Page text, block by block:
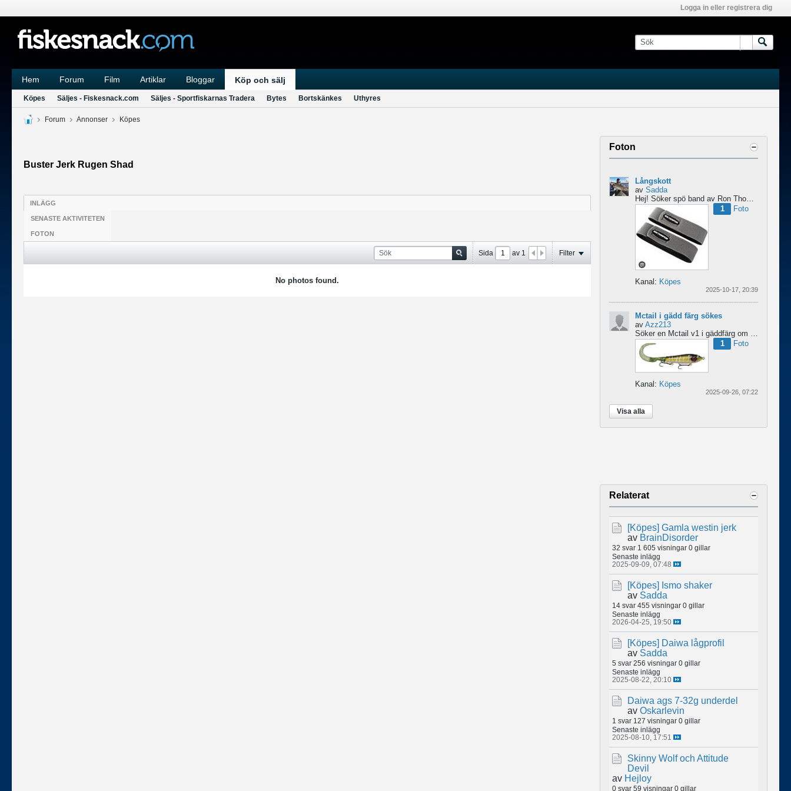
Logga in eller registrera dig
Hem Forum Film Artiklar Bloggar Köp och sälj
Köpes Säljes - Fiskesnack.com Säljes - Sportfiskarnas Tradera Bytes Bortskänkes Uthyres
Forum Annonser Köpes
Buster Jerk Rugen Shad
INLÄGG
SENASTE AKTIVITETEN
FOTON
Sida av 1 Filter
No photos found.
Foton
Långskott
av Sadda
Hej! Söker spö band av Ron Thompson. Är de bara i hyfsat skick så köper jag gärna ett par....
1
Foto
Kanal: Köpes
2025-10-17, 20:39
Mctail i gädd färg sökes
av Azz213
1
Foto
Kanal: Köpes
2025-09-26, 07:22
Visa alla
Relaterat
[Köpes] Gamla westin jerk
av BrainDisorder
32 svar 1 605 visningar 0 gillar
Senaste inlägg
2025-09-09, 07:48
[Köpes] Ismo shaker
av Sadda
14 svar 455 visningar 0 gillar
Senaste inlägg
2026-04-25, 19:50
[Köpes] Daiwa lågprofil
av Sadda
5 svar 256 visningar 0 gillar
Senaste inlägg
2025-08-22, 20:10
Daiwa ags 7-32g underdel
av Oskarlevin
1 svar 127 visningar 0 gillar
Senaste inlägg
2025-08-10, 17:51
Skinny Wolf och Attitude
Devil
av Hejloy
0 svar 59 visningar 0 gillar